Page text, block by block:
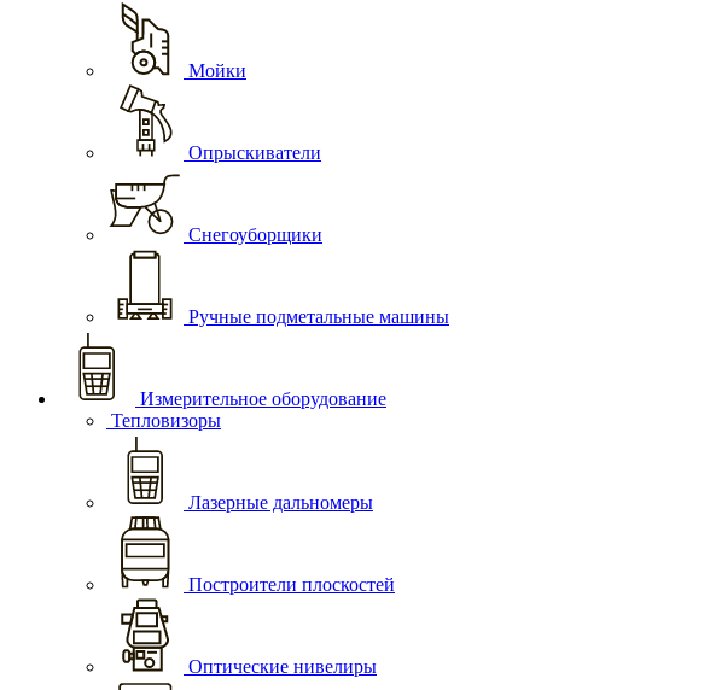
Мойки
Опрыскиватели
Снегоуборщики
Ручные подметальные машины
Измерительное оборудование
Тепловизоры
Лазерные дальномеры
Построители плоскостей
Оптические нивелиры